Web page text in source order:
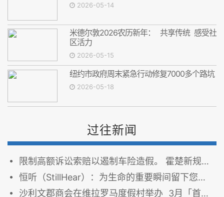
2026-05-14
米德尔敦2026农历新年： 共享传统 感受社
区活力
2026-05-15
纽约市政府周末紧急行动修复7000多个路坑
2026-05-18
过往新闻
限制高额诉讼索赔以遏制车险造假。 霍楚新规触动纽约庭审律师巨大利益
恒听（StillHear）：为生命的重要瞬间留下您的声音
沙利文郡商会在维拉罗马度假村举办 3月「首个周五」商务交流早餐会